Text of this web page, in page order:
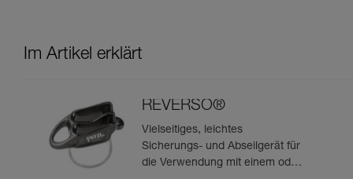
Im Artikel erklärt
REVERSO®
Vielseitiges, leichtes
Sicherungs- und Abseilgerät für
die Verwendung mit einem oder